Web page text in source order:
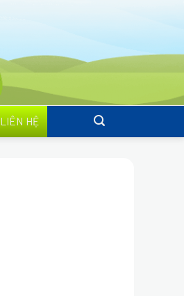
LIÊN HỆ